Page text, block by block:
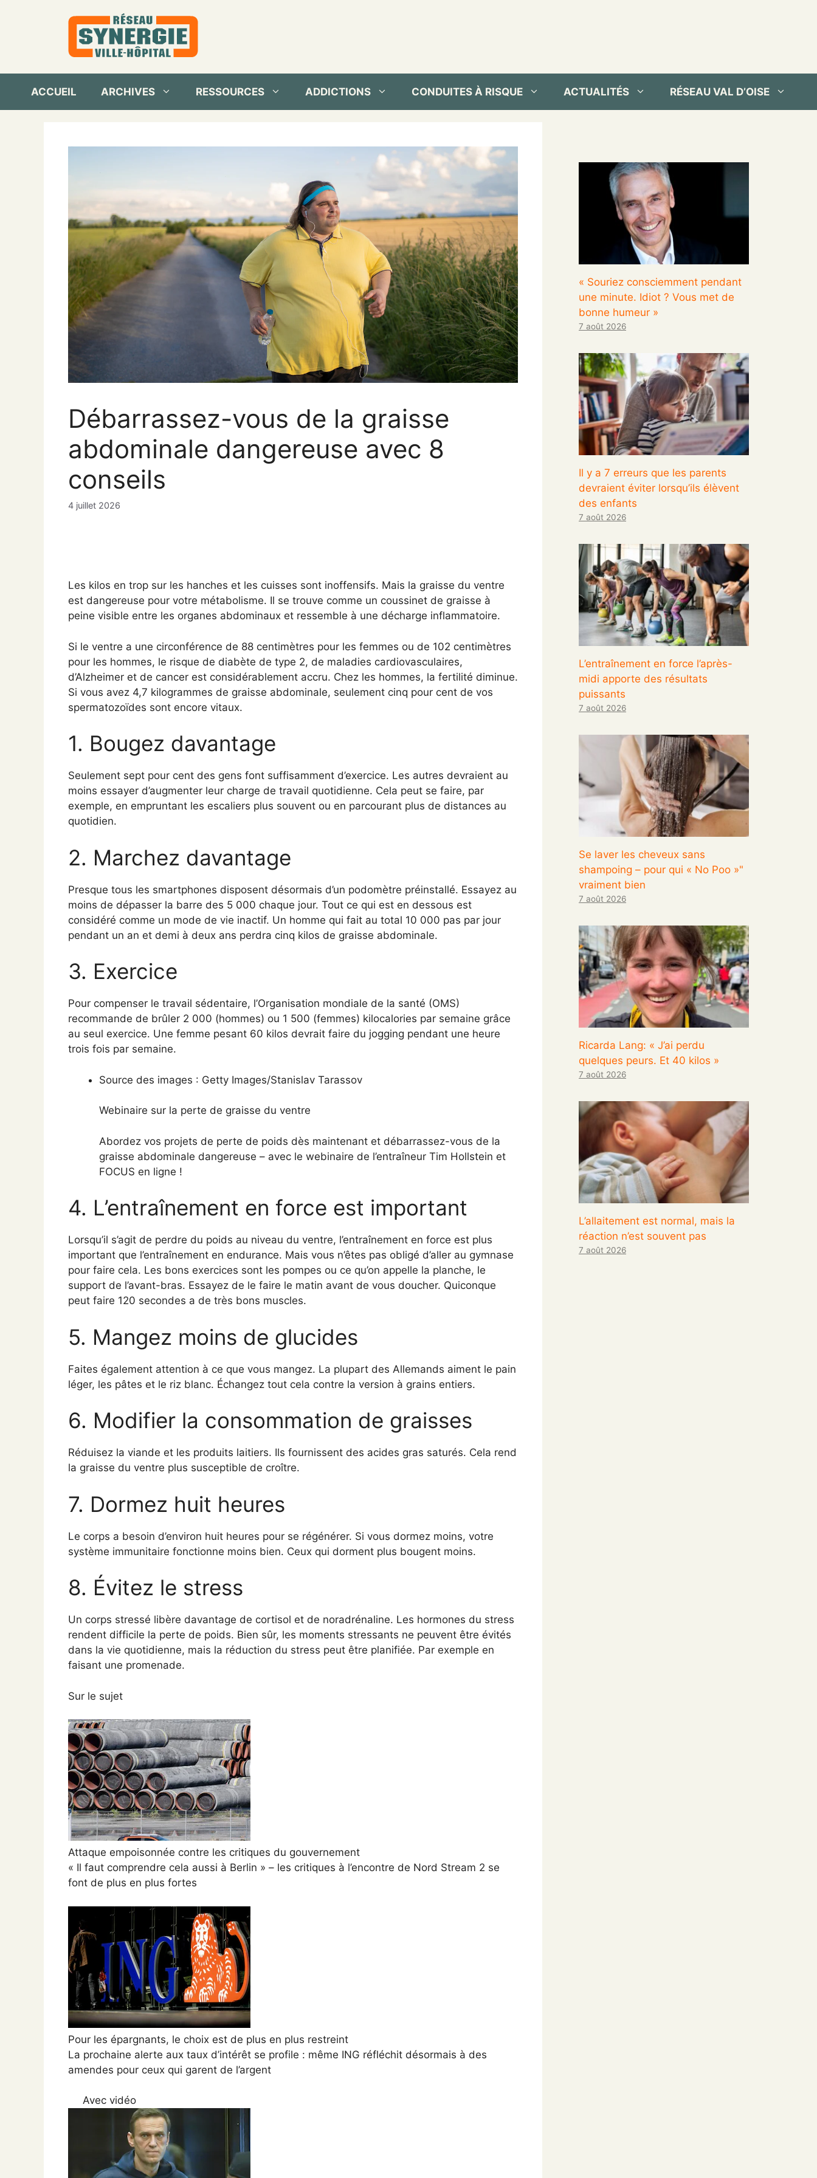
ACCUEIL ARCHIVES RESSOURCES ADDICTIONS CONDUITES À RISQUE ACTUALITÉS RÉSEAU VAL D’OISE
Débarrassez-vous de la graisse
abdominale dangereuse avec 8
conseils
4 juillet 2026
Les kilos en trop sur les hanches et les cuisses sont inoffensifs. Mais la graisse du ventre
est dangereuse pour votre métabolisme. Il se trouve comme un coussinet de graisse à
peine visible entre les organes abdominaux et ressemble à une décharge inflammatoire.
Si le ventre a une circonférence de 88 centimètres pour les femmes ou de 102 centimètres
pour les hommes, le risque de diabète de type 2, de maladies cardiovasculaires,
d’Alzheimer et de cancer est considérablement accru. Chez les hommes, la fertilité diminue.
Si vous avez 4,7 kilogrammes de graisse abdominale, seulement cinq pour cent de vos
spermatozoïdes sont encore vitaux.
1. Bougez davantage
Seulement sept pour cent des gens font suffisamment d’exercice. Les autres devraient au
moins essayer d’augmenter leur charge de travail quotidienne. Cela peut se faire, par
exemple, en empruntant les escaliers plus souvent ou en parcourant plus de distances au
quotidien.
2. Marchez davantage
Presque tous les smartphones disposent désormais d’un podomètre préinstallé. Essayez au
moins de dépasser la barre des 5 000 chaque jour. Tout ce qui est en dessous est
considéré comme un mode de vie inactif. Un homme qui fait au total 10 000 pas par jour
pendant un an et demi à deux ans perdra cinq kilos de graisse abdominale.
3. Exercice
Pour compenser le travail sédentaire, l’Organisation mondiale de la santé (OMS)
recommande de brûler 2 000 (hommes) ou 1 500 (femmes) kilocalories par semaine grâce
au seul exercice. Une femme pesant 60 kilos devrait faire du jogging pendant une heure
trois fois par semaine.
Source des images : Getty Images/Stanislav Tarassov
Webinaire sur la perte de graisse du ventre
Abordez vos projets de perte de poids dès maintenant et débarrassez-vous de la
graisse abdominale dangereuse – avec le webinaire de l’entraîneur Tim Hollstein et
FOCUS en ligne !
4. L’entraînement en force est important
Lorsqu’il s’agit de perdre du poids au niveau du ventre, l’entraînement en force est plus
important que l’entraînement en endurance. Mais vous n’êtes pas obligé d’aller au gymnase
pour faire cela. Les bons exercices sont les pompes ou ce qu’on appelle la planche, le
support de l’avant-bras. Essayez de le faire le matin avant de vous doucher. Quiconque
peut faire 120 secondes a de très bons muscles.
5. Mangez moins de glucides
Faites également attention à ce que vous mangez. La plupart des Allemands aiment le pain
léger, les pâtes et le riz blanc. Échangez tout cela contre la version à grains entiers.
6. Modifier la consommation de graisses
Réduisez la viande et les produits laitiers. Ils fournissent des acides gras saturés. Cela rend
la graisse du ventre plus susceptible de croître.
7. Dormez huit heures
Le corps a besoin d’environ huit heures pour se régénérer. Si vous dormez moins, votre
système immunitaire fonctionne moins bien. Ceux qui dorment plus bougent moins.
8. Évitez le stress
Un corps stressé libère davantage de cortisol et de noradrénaline. Les hormones du stress
rendent difficile la perte de poids. Bien sûr, les moments stressants ne peuvent être évités
dans la vie quotidienne, mais la réduction du stress peut être planifiée. Par exemple en
faisant une promenade.
Sur le sujet
Attaque empoisonnée contre les critiques du gouvernement
« Il faut comprendre cela aussi à Berlin » – les critiques à l’encontre de Nord Stream 2 se
font de plus en plus fortes
Pour les épargnants, le choix est de plus en plus restreint
La prochaine alerte aux taux d’intérêt se profile : même ING réfléchit désormais à des
amendes pour ceux qui garent de l’argent
Avec vidéo
« Souriez consciemment pendant
une minute. Idiot ? Vous met de
bonne humeur »
7 août 2026
Il y a 7 erreurs que les parents
devraient éviter lorsqu’ils élèvent
des enfants
7 août 2026
L’entraînement en force l’après-
midi apporte des résultats
puissants
7 août 2026
Se laver les cheveux sans
shampoing – pour qui « No Poo »"
vraiment bien
7 août 2026
Ricarda Lang: « J’ai perdu
quelques peurs. Et 40 kilos »
7 août 2026
L’allaitement est normal, mais la
réaction n’est souvent pas
7 août 2026